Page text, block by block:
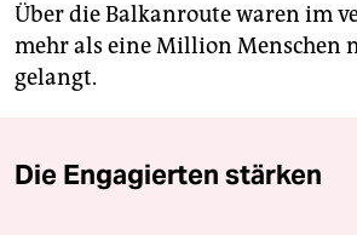
Über die Balkanroute waren im
mehr als eine Million Menschen
gelangt.
Die Engagierten stärken